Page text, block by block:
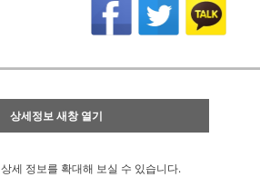
상세정보 새창 열기
상세 정보를 확대해 보실 수 있습니다.